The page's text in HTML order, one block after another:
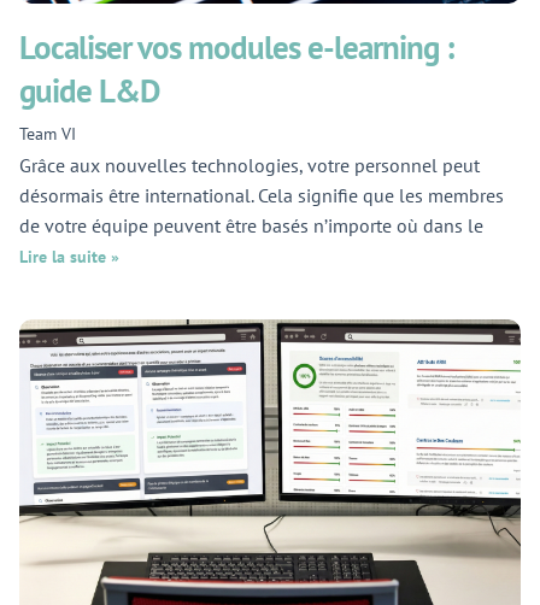
Localiser vos modules e-learning :
guide L&D
Team VI
Grâce aux nouvelles technologies, votre personnel peut
désormais être international. Cela signifie que les membres
de votre équipe peuvent être basés n’importe où dans le
Lire la suite »